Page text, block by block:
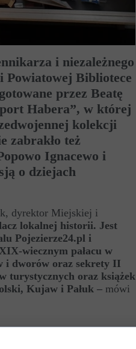
i niezależnego
Powiatowej Bibliotece
przez Beatę
Habera”, w której
kolekcji
zabrakło też
Ignacewo i
o dziejach
dyrektor Miejskiej i
lokalnej historii. Jest
Pojezierze24.pl i
wiecznym pałacu w
i dworów oraz sekrety II
turystycznych oraz książek
Kujaw i Pałuk – mówi